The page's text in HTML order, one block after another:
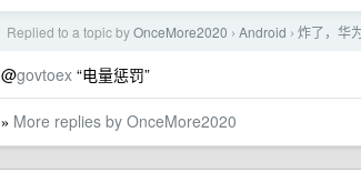
Replied to a topic byOnceMore2020 › Android › 炸了，华
@govtoex “电量惩罚”
» More replies by OnceMore2020